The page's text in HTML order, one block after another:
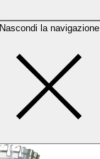
Nascondi la navigazione